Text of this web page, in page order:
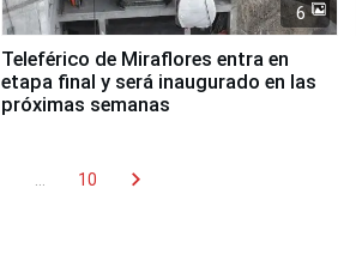
6
Teleférico de Miraflores entra en
etapa final y será inaugurado en las
próximas semanas
10 chevron_right